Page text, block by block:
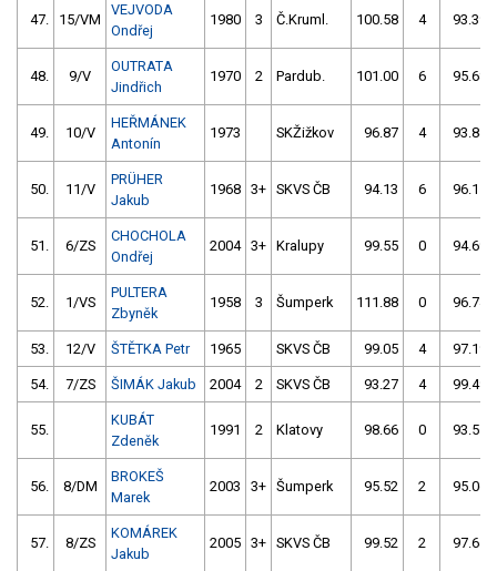
47. 15/VM
VEJVODA
Ondřej
1980 3 Č.Kruml. 100.58 4 93.39
48. 9/V
OUTRATA
Jindřich
1970 2 Pardub. 101.00 6 95.68
49. 10/V
HEŘMÁNEK
Antonín
1973 SKŽižkov 96.87 4 93.84
50. 11/V
PRÜHER
Jakub
1968 3+ SKVS ČB 94.13 6 96.15
51. 6/ZS
CHOCHOLA
Ondřej
2004 3+ Kralupy 99.55 0 94.69
52. 1/VS
PULTERA
Zbyněk
1958 3 Šumperk 111.88 0 96.74
53. 12/V ŠTĚTKA Petr 1965 SKVS ČB 99.05 4 97.19
54. 7/ZS ŠIMÁK Jakub 2004 2 SKVS ČB 93.27 4 99.49
55.
KUBÁT
Zdeněk
1991 2 Klatovy 98.66 0 93.51
56. 8/DM
BROKEŠ
Marek
2003 3+ Šumperk 95.52 2 95.06
57. 8/ZS
KOMÁREK
Jakub
2005 3+ SKVS ČB 99.52 2 97.64